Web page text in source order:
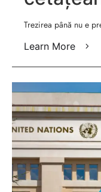
Trezirea până nu e
Learn More